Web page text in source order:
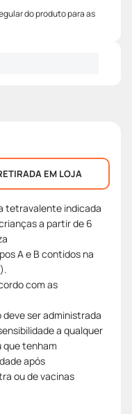
do produto para as
EM LOJA
tetravalente indicada
a partir de 6
A e B contidos na
com as
ser administrada
a qualquer
que tenham
após
ou de vacinas